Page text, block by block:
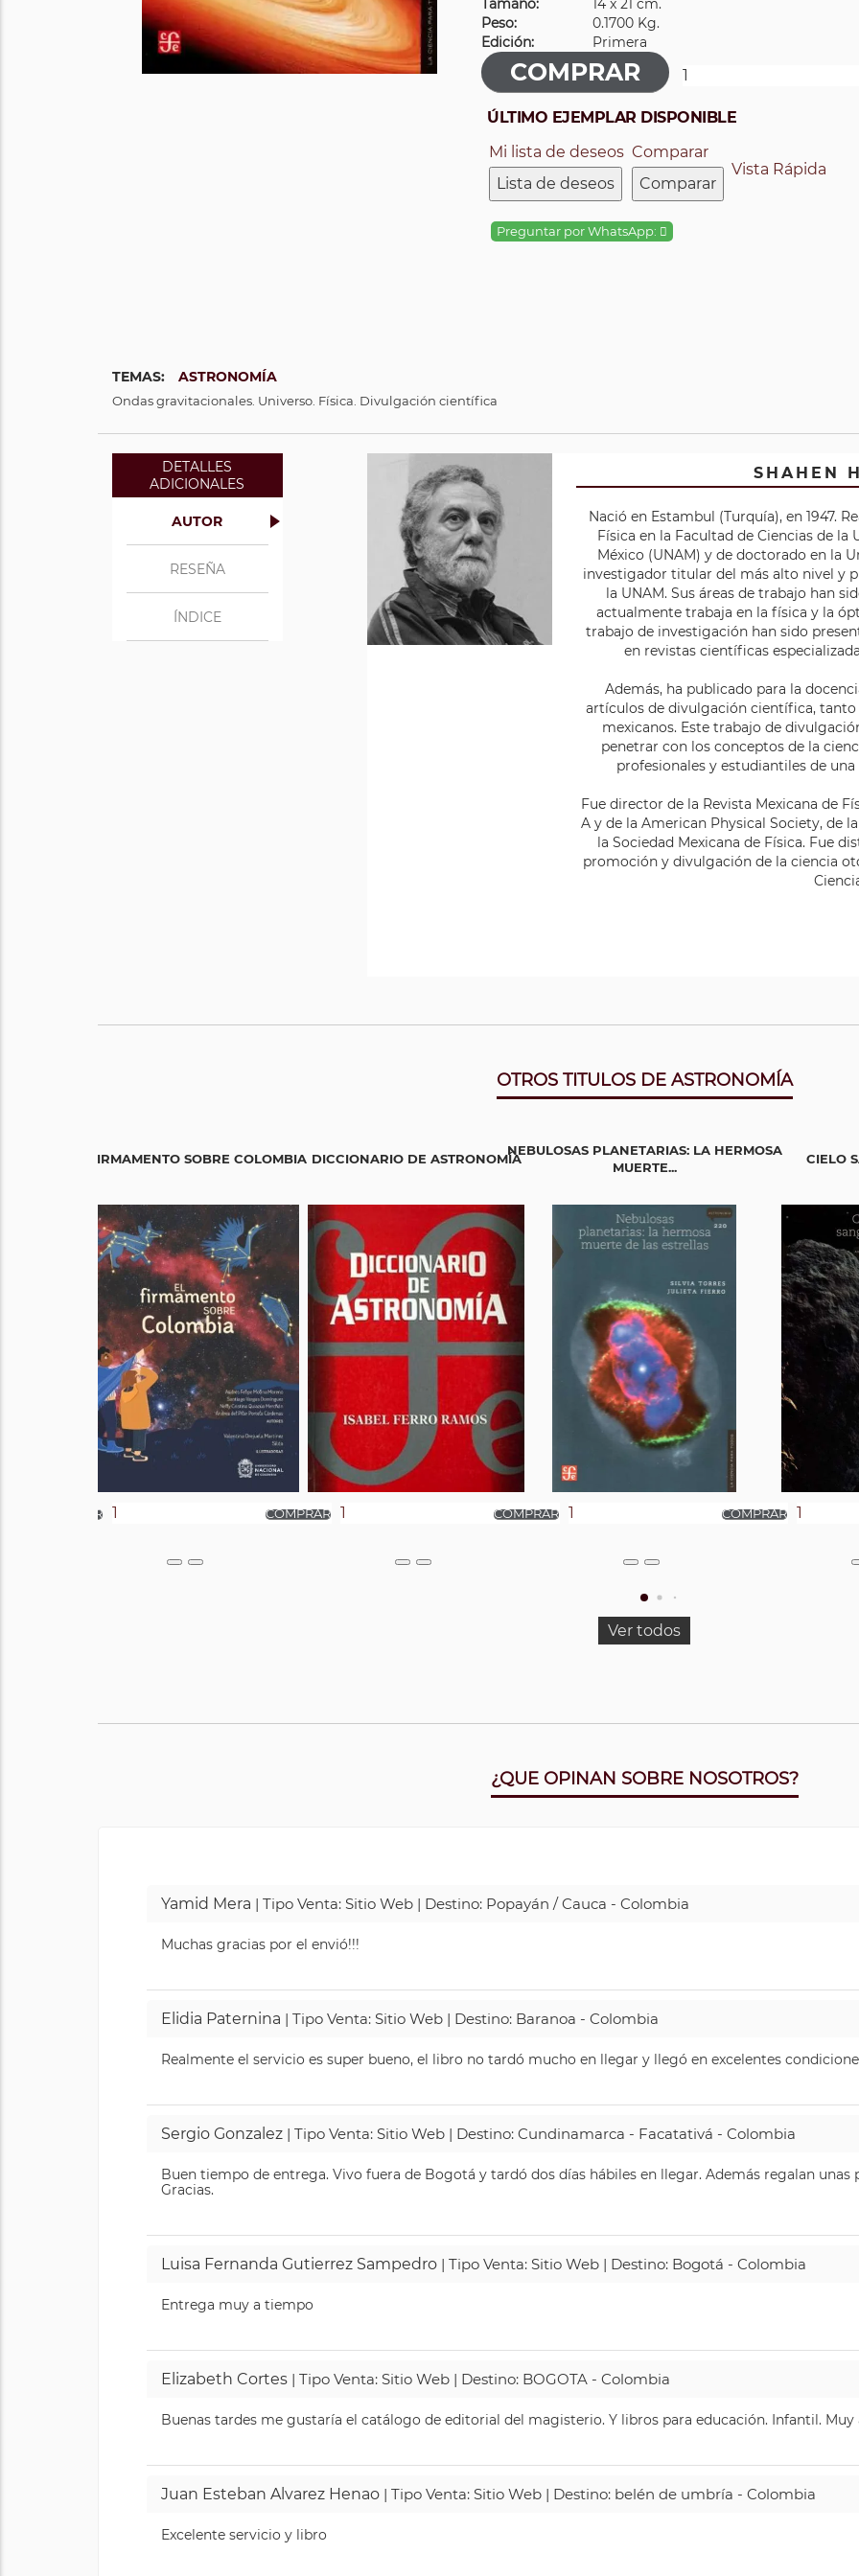
Tamaño:
14 x 21 cm.
Peso:
0.1700 Kg.
Edición:
Primera
ÚLTIMO EJEMPLAR DISPONIBLE
Mi lista de deseos
Lista de deseos
Comparar
Comparar
Vista Rápida
Preguntar por WhatsApp:
TEMAS: ASTRONOMÍA
Ondas gravitacionales. Universo. Física. Divulgación científica
DETALLES
ADICIONALES
AUTOR
RESEÑA
ÍNDICE
SHAHEN
Nació en Estambul (Turquía), en 1947.
Física en la Facultad de Ciencias de
México (UNAM) y de doctorado en la
investigador titular del más alto nivel y
la UNAM. Sus áreas de trabajo han
actualmente trabaja en la física y la
trabajo de investigación han sido
en revistas científicas
Además, ha publicado para la
artículos de divulgación científica,
mexicanos. Este trabajo de
penetrar con los conceptos de la
profesionales y estudiantiles de
Fue director de la Revista Mexicana de
A y de la American Physical Society, de
la Sociedad Mexicana de Física. Fue
promoción y divulgación de la ciencia
OTROS TITULOS DE ASTRONOMÍA
EL FIRMAMENTO SOBRE COLOMBIA DICCIONARIO DE ASTRONOMÍA
NEBULOSAS PLANETARIAS: LA HERMOSA
MUERTE...
CIELO
Ver todos
¿QUE OPINAN SOBRE NOSOTROS?
Yamid Mera | Tipo Venta: Sitio Web | Destino: Popayán / Cauca - Colombia
Muchas gracias por el envió!!!
Elidia Paternina | Tipo Venta: Sitio Web | Destino: Baranoa - Colombia
Realmente el servicio es super bueno, el libro no tardó mucho en llegar y llegó en excelentes
Sergio Gonzalez | Tipo Venta: Sitio Web | Destino: Cundinamarca - Facatativá - Colombia
Buen tiempo de entrega. Vivo fuera de Bogotá y tardó dos días hábiles en llegar. Además regalan unas
Gracias.
Luisa Fernanda Gutierrez Sampedro | Tipo Venta: Sitio Web | Destino: Bogotá - Colombia
Entrega muy a tiempo
Elizabeth Cortes | Tipo Venta: Sitio Web | Destino: BOGOTA - Colombia
Buenas tardes me gustaría el catálogo de editorial del magisterio. Y libros para educación. Infantil. Muy
Juan Esteban Alvarez Henao | Tipo Venta: Sitio Web | Destino: belén de umbría - Colombia
Excelente servicio y libro